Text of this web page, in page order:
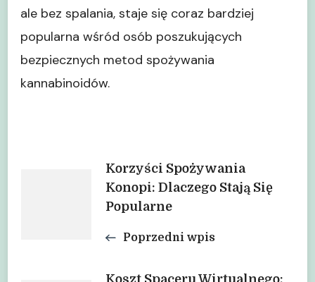
ale bez spalania, staje się coraz bardziej
popularna wśród osób poszukujących
bezpiecznych metod spożywania
kannabinoidów.
Nawigacja
wpisu
Korzyści Spożywania
Konopi: Dlaczego Stają Się
Popularne
Poprzedni wpis